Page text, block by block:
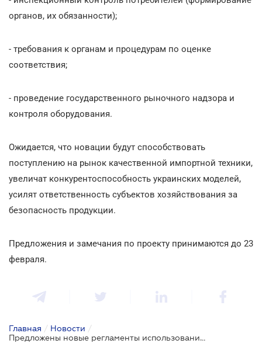
органов, их обязанности);
- требования к органам и процедурам по оценке
соответствия;
- проведение государственного рыночного надзора и
контроля оборудования.
Ожидается, что новации будут способствовать
поступлению на рынок качественной импортной техники,
увеличат конкурентоспособность украинских моделей,
усилят ответственность субъектов хозяйствования за
безопасность продукции.
Предложения и замечания по проекту принимаются до 23
февраля.
Главная / Новости /
Предложены новые регламенты использования оборудования, работающего под давлением